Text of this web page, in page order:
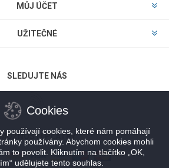
MŮJ ÚČET
UŽITEČNÉ
SLEDUJTE NÁS
PLATBY
Cookies
používají cookies, které nám pomáhají
používány. Abychom cookies mohli
to povolit. Kliknutím na tlačítko „OK,
udělujete tento souhlas.